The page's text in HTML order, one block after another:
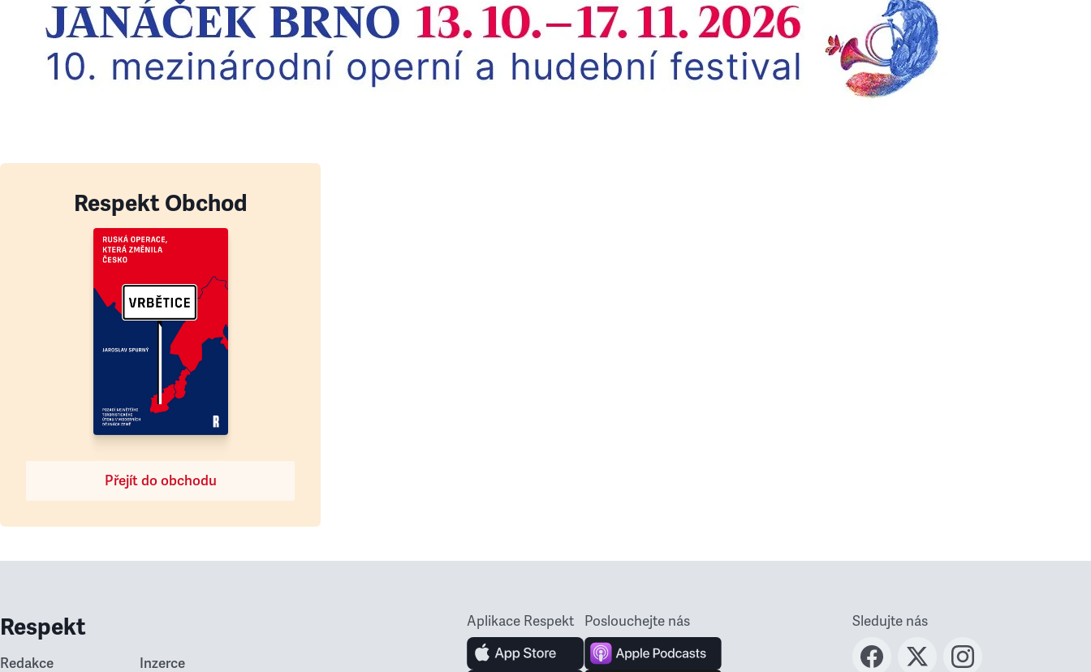
Respekt Obchod
Přejít do obchodu
Respekt
Redakce Inzerce
Aplikace Respekt Poslouchejte nás Sledujte nás